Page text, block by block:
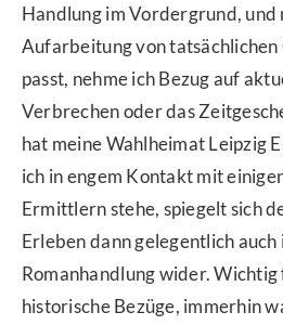
Handlung im Vordergrund, und
Aufarbeitung von tatsächlichen
passt, nehme ich Bezug auf
Verbrechen oder das
hat meine Wahlheimat Leipzig
ich in engem Kontakt mit
Ermittlern stehe, spiegelt sich
Erleben dann gelegentlich auch
Romanhandlung wider. Wichtig
historische Bezüge, immerhin